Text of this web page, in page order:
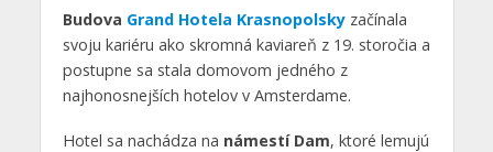
Budova Grand Hotela Krasnopolskyzačínala
svoju kariéru ako skromná kaviareň z 19. storočia a
postupne sa stala domovom jedného z
najhonosnejších hotelov v Amsterdame.
Hotel sa nachádza na námestí Dam, ktoré lemujú